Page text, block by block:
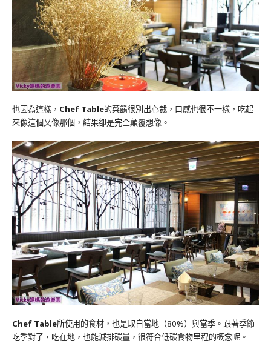
也因為這樣， Chef Table的菜餚很別出心裁，口感也很不一樣，吃起
來像這個又像那個，結果卻是完全顛覆想像。
Chef Table所使用的食材，也是取自當地（80%）與當季。跟著季節
吃季對了，吃在地，也能減排碳量，很符合低碳食物里程的概念呢。